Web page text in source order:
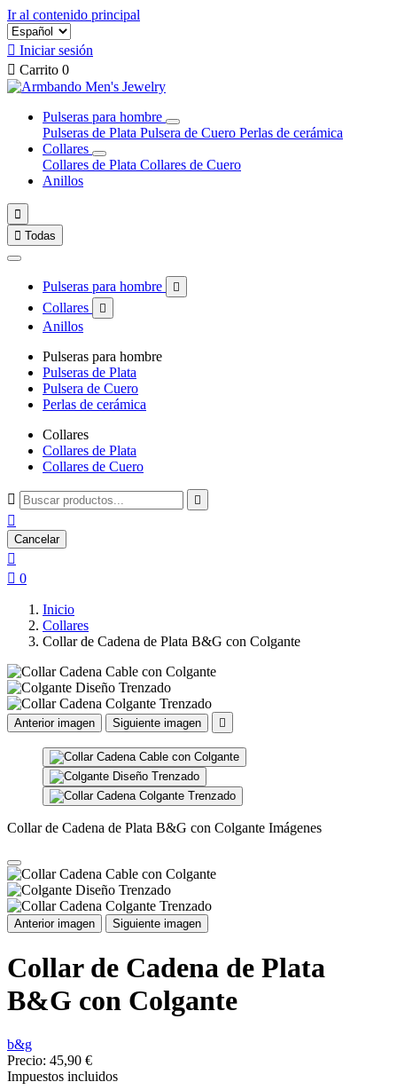
Ir al contenido principal
 Iniciar sesión
 Carrito 0
Pulseras para hombre
Pulseras de Plata Pulsera de Cuero Perlas de cerámica
Collares
Collares de Plata Collares de Cuero
Anillos

 Todas
Pulseras para hombre 
Collares 
Anillos
Pulseras para hombre
Pulseras de Plata
Pulsera de Cuero
Perlas de cerámica
Collares
Collares de Plata
Collares de Cuero
 

Cancelar

 0
Inicio
Collares
Collar de Cadena de Plata B&G con Colgante
Anterior imagen Siguiente imagen 
Collar de Cadena de Plata B&G con Colgante Imágenes
Anterior imagen Siguiente imagen
Collar de Cadena de Plata
B&G con Colgante
b&g
Precio: 45,90 €
Impuestos incluidos